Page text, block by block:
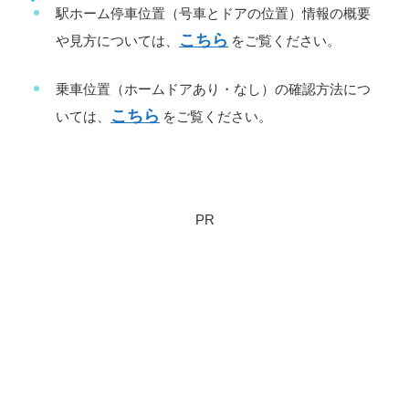
駅ホーム停車位置（号車とドアの位置）情報の概要
や見方については、
こちら をご覧ください。
乗車位置（ホームドアあり・なし）の確認方法につ
いては、
こちら をご覧ください。
PR